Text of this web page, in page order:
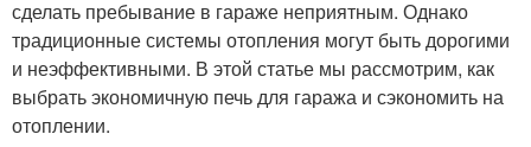
сделать пребывание в гараже неприятным. Однако
традиционные системы отопления могут быть дорогими
и неэффективными. В этой статье мы рассмотрим, как
выбрать экономичную печь для гаража и сэкономить на
отоплении.